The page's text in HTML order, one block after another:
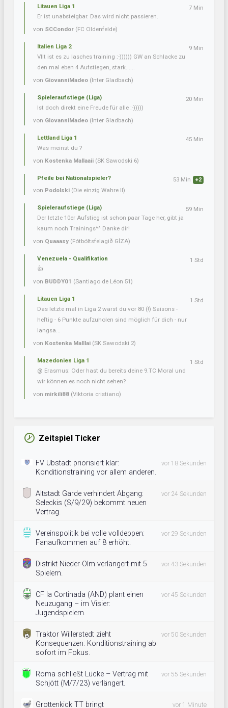
Litauen Liga 1
Er ist unabsteigbar. Das wird nicht passieren.
von SCCondor (FC Oldenfelde)
7 Min
Italien Liga 2
Vllt ist es zu lasches training :-)))))) GW an Schlacke zu
den mal eben 4 Aufstiegen, stark......
von GiovanniMadeo (Inter Gladbach)
9 Min
Spieleraufstiege (Liga)
Ist doch direkt eine Freude für alle :-)))))
von GiovanniMadeo (Inter Gladbach)
20 Min
Lettland Liga 1
Was meinst du ?
von Kostenka Mallaaii (SK Sawodski 6)
45 Min
Pfeile bei Nationalspieler?
von Podolski (Die einzig Wahre II)
53 Min +2
Spieleraufstiege (Liga)
Der letzte 10er Aufstieg ist schon paar Tage her, gibt ja
kaum noch Trainings^^ Danke dir!
von Quaaasy (Fótbóltsfelagið GÍZA)
59 Min
Venezuela - Qualifikation
👍
von BUDDY01 (Santiago de Léon 51)
1 Std
Litauen Liga 1
Das letzte mal in Liga 2 warst du vor 80 (!) Saisons -
heftig - 6 Punkte aufzuholen sind möglich für dich - nur
langsa...
von Kostenka Malllai (SK Sawodski 2)
1 Std
Mazedonien Liga 1
@ Erasmus: Oder hast du bereits deine 9.TC Moral und
wir können es noch nicht sehen?
von mirkili88 (Viktoria cristiano)
1 Std
Zeitspiel Ticker
FV Ubstadt priorisiert klar:
Konditionstraining vor allem anderen.
vor 18 Sekunden
Altstadt Garde verhindert Abgang:
Seleckis (S/9/29) bekommt neuen
Vertrag.
vor 24 Sekunden
Vereinspolitik bei volle volldeppen:
Fanaufkommen auf 8 erhöht.
vor 29 Sekunden
Distrikt Nieder-Olm verlängert mit 5
Spielern.
vor 43 Sekunden
CF la Cortinada (AND) plant einen
Neuzugang – im Visier:
Jugendspielern.
vor 45 Sekunden
Traktor Willerstedt zieht
Konsequenzen: Konditionstraining ab
sofort im Fokus.
vor 50 Sekunden
Roma schließt Lücke – Vertrag mit
Schjött (M/7/23) verlängert.
vor 55 Sekunden
Grottenkick TT bringt
vor 1 Minute